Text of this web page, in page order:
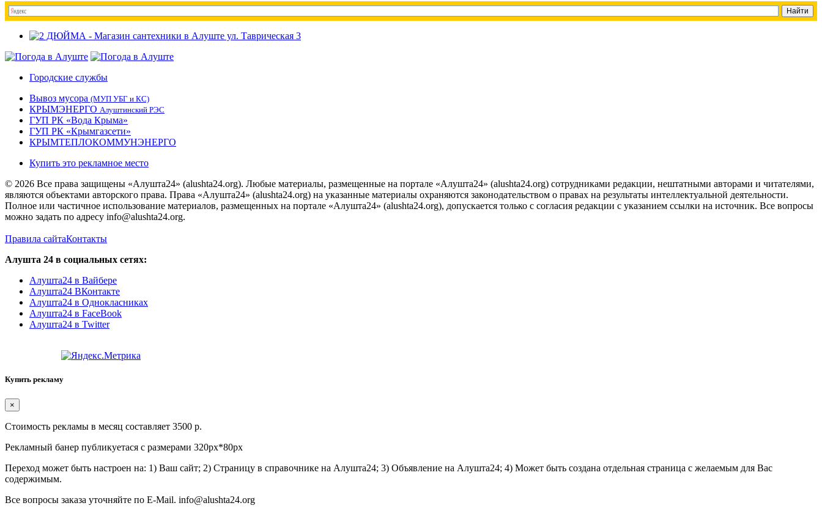
Городские службы
Вывоз мусора (МУП УБГ и КС)
КРЫМЭНЕРГО Алуштинский РЭС
ГУП РК «Вода Крыма»
ГУП РК «Крымгазсети»
КРЫМТЕПЛОКОММУНЭНЕРГО
Купить это рекламное место
© 2026 Все права защищены «Алушта24» (alushta24.org). Любые материалы, размещенные на портале «Алушта24» (alushta24.org) сотрудниками редакции, нештатными авторами и читателями,
являются объектами авторского права. Права «Алушта24» (alushta24.org) на указанные материалы охраняются законодательством о правах на результаты интеллектуальной деятельности.
Полное или частичное использование материалов, размещенных на портале «Алушта24» (alushta24.org), допускается только с согласия редакции с указанием ссылки на источник. Все вопросы
можно задать по адресу info@alushta24.org.
Правила сайтаКонтакты
Алушта 24 в социальных сетях:
Алушта24 в Вайбере
Алушта24 ВКонтакте
Алушта24 в Однокласниках
Алушта24 в FaceBook
Алушта24 в Twitter
Купить рекламу
×
Стоимость рекламы в месяц составляет 3500 р.
Рекламный банер публикуетася с размерами 320px*80px
Переход может быть настроен на: 1) Ваш сайт; 2) Страницу в справочнике на Алушта24; 3) Объявление на Алушта24; 4) Может быть создана отдельная страница с желаемым для Вас
содержимым.
Все вопросы заказа уточняйте по E-Mail. info@alushta24.org